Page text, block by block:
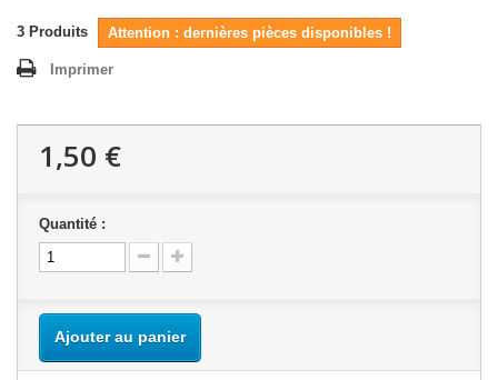
3 Produits Attention : dernières pièces disponibles !
Imprimer
1,50 €
Quantité :
Ajouter au panier